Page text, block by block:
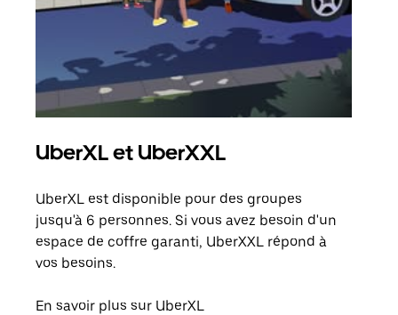
UberXL et UberXXL
UberXL est disponible pour des groupes
jusqu'à 6 personnes. Si vous avez besoin d'un
espace de coffre garanti, UberXXL répond à
vos besoins.
En savoir plus sur UberXL